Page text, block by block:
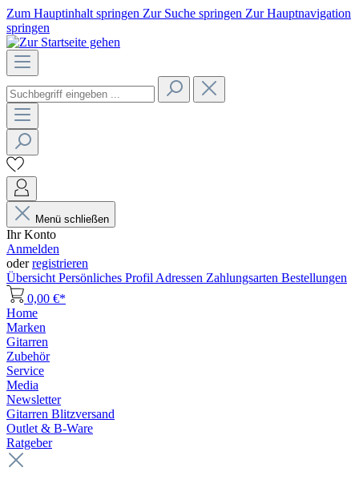
Zum Hauptinhalt springen Zur Suche springen Zur Hauptnavigation
springen
Menü schließen
Ihr Konto
Anmelden
oderregistrieren
Übersicht Persönliches Profil Adressen Zahlungsarten Bestellungen
0,00 €*
Home
Marken
Gitarren
Zubehör
Service
Media
Newsletter
Gitarren Blitzversand
Outlet & B-Ware
Ratgeber